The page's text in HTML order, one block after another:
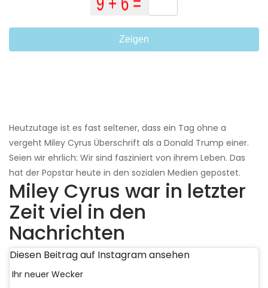
Zeigen
Heutzutage ist es fast seltener, dass ein Tag ohne a
vergeht Miley Cyrus Überschrift als a Donald Trump einer.
Seien wir ehrlich: Wir sind fasziniert von ihrem Leben. Das
hat der Popstar heute in den sozialen Medien gepostet.
Miley Cyrus war in letzter
Zeit viel in den
Nachrichten
Diesen Beitrag auf Instagram ansehen
Ihr neuer Wecker